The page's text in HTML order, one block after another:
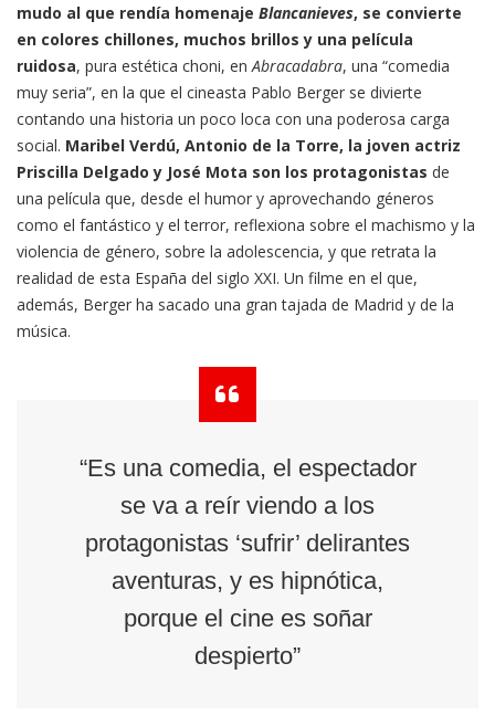
mudo al que rendía homenaje Blancanieves, se convierte
en colores chillones, muchos brillos y una película
ruidosa, pura estética choni, enAbracadabra, una “comedia
muy seria”, en la que el cineasta Pablo Berger se divierte
contando una historia un poco loca con una poderosa carga
social. Maribel Verdú, Antonio de la Torre, la joven actriz
Priscilla Delgado y José Mota son los protagonistas de
una película que, desde el humor y aprovechando géneros
como el fantástico y el terror, reflexiona sobre el machismo y la
violencia de género, sobre la adolescencia, y que retrata la
realidad de esta España del siglo XXI. Un filme en el que,
además, Berger ha sacado una gran tajada de Madrid y de la
música.
“Es una comedia, el espectador
se va a reír viendo a los
protagonistas ‘sufrir’ delirantes
aventuras, y es hipnótica,
porque el cine es soñar
despierto”